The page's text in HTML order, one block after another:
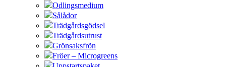
Odlingsmedium
Sålådor
Trädgårdsgödsel
Trädgårdsutrust
Grönsaksfrön
Fröer – Microgreens